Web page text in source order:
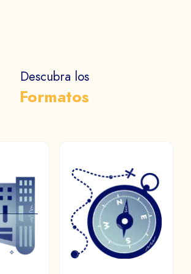
Descubra los
Formatos
hecho a
BÚSQUEDA DEL
TESORO
Enigmas para descubrir
durante paseos insólitos.